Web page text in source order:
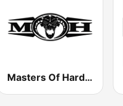
Masters Of Hardcore